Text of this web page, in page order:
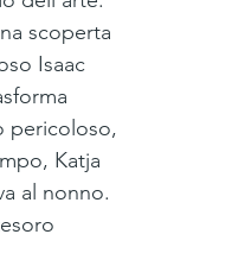
scoperta
Isaac
pericoloso,
Katja
al nonno.